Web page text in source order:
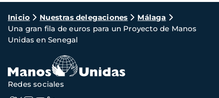
Ruta
de
navegación
Inicio Nuestras delegaciones
Málaga
Una gran fila de euros para un Proyecto de Manos
Unidas en Senegal
Redes sociales